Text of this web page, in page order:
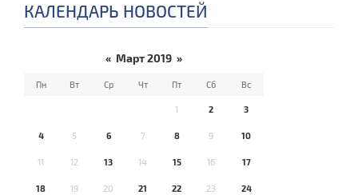
КАЛЕНДАРЬ НОВОСТЕЙ
« Март 2019 »
Пн Вт Ср Чт Пт Сб Вс
1 2 3
4 5 6 7 8 9 10
11 12 13 14 15 16 17
18 19 20 21 22 23 24